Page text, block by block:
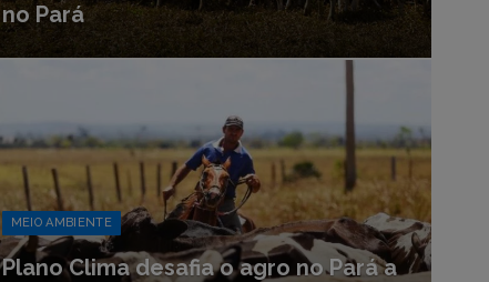
no Pará
MEIO AMBIENTE
Plano Clima desafia o agro no Pará a